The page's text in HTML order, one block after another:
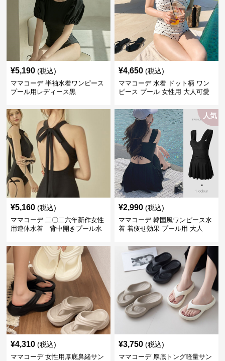
¥5,190 (税込)
ママコーデ 半袖水着ワンピース
プール用レディース黒
¥4,650 (税込)
ママコーデ 水着 ドット柄 ワン
ピース プール 女性用 大人可愛
¥5,160 (税込)
ママコーデ 二〇二六年新作女性
用連体水着 背中開きプール水
人気
¥2,990 (税込)
ママコーデ 韓国風ワンピース水
着 着痩せ効果 プール用 大人
¥4,310 (税込)
ママコーデ 女性用厚底鼻緒サン
¥3,750 (税込)
ママコーデ 厚底トング軽量サン